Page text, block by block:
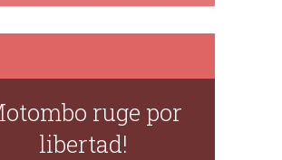
ruge por
libertad!